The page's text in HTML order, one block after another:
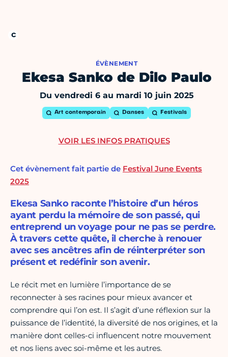
ÉVÈNEMENT
Ekesa Sanko de Dilo Paulo
Du vendredi 6 au mardi 10 juin 2025
Art contemporain Danses Festivals
Cet évènement fait partie de Festival June Events
2025
Ekesa Sanko raconte l’histoire d’un héros
ayant perdu la mémoire de son passé, qui
entreprend un voyage pour ne pas se perdre.
À travers cette quête, il cherche à renouer
avec ses ancêtres afin de réinterpréter son
présent et redéfinir son avenir.
Le récit met en lumière l’importance de se
reconnecter à ses racines pour mieux avancer et
comprendre qui l’on est. Il s’agit d’une réflexion sur la
puissance de l’identité, la diversité de nos origines, et la
manière dont celles-ci influencent notre mouvement
et nos liens avec soi-même et les autres.
VOIR LES INFOS PRATIQUES